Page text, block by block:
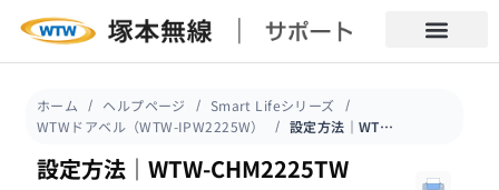
ホーム ヘルプページ
Smart Lifeシリーズ
WTWドアベル（WTW-IPW2225W）
設定方法｜WTW-CHM2225TW
設定方法｜WTW-CHM2225TW